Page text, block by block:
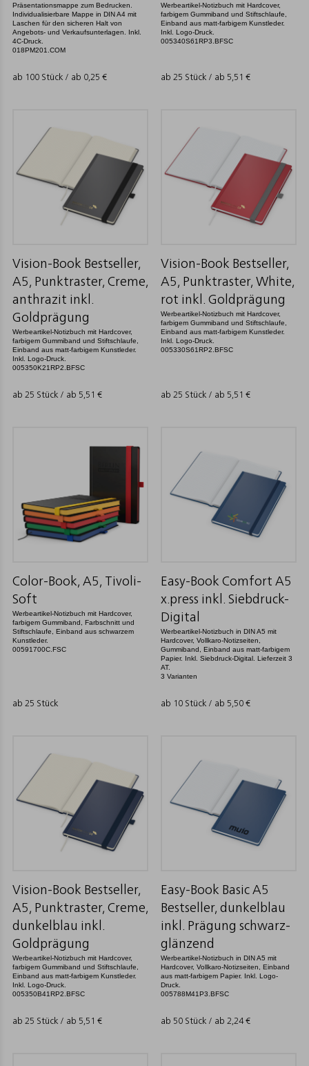
Präsentationsmappe zum Bedrucken.
Individualisierbare Mappe in DIN A4 mit
Laschen für den sicheren Halt von
Angebots- und Verkaufsunterlagen. Inkl.
4C-Druck.
018PM201.COM
ab 100 Stück / ab 0,25 €
Werbeartikel-Notizbuch mit Hardcover,
farbigem Gummiband und Stiftschlaufe,
Einband aus matt-farbigem Kunstleder.
Inkl. Logo-Druck.
005340S61RP3.BFSC
ab 25 Stück / ab 5,51 €
Vision-Book Bestseller,
A5, Punktraster, Creme,
anthrazit inkl.
Goldprägung
Werbeartikel-Notizbuch mit Hardcover,
farbigem Gummiband und Stiftschlaufe,
Einband aus matt-farbigem Kunstleder.
Inkl. Logo-Druck.
005350K21RP2.BFSC
ab 25 Stück / ab 5,51 €
Vision-Book Bestseller,
A5, Punktraster, White,
rot inkl. Goldprägung
Werbeartikel-Notizbuch mit Hardcover,
farbigem Gummiband und Stiftschlaufe,
Einband aus matt-farbigem Kunstleder.
Inkl. Logo-Druck.
005330S61RP2.BFSC
ab 25 Stück / ab 5,51 €
Color-Book, A5, Tivoli-
Soft
Werbeartikel-Notizbuch mit Hardcover,
farbigem Gummiband, Farbschnitt und
Stiftschlaufe, Einband aus schwarzem
Kunstleder.
00591700C.FSC
ab 25 Stück
Easy-Book Comfort A5
x.press inkl. Siebdruck-
Digital
Werbeartikel-Notizbuch in DIN A5 mit
Hardcover, Vollkaro-Notizseiten,
Gummiband, Einband aus matt-farbigem
Papier. Inkl. Siebdruck-Digital. Lieferzeit 3
AT.
3 Varianten
ab 10 Stück / ab 5,50 €
Vision-Book Bestseller,
A5, Punktraster, Creme,
dunkelblau inkl.
Goldprägung
Werbeartikel-Notizbuch mit Hardcover,
farbigem Gummiband und Stiftschlaufe,
Einband aus matt-farbigem Kunstleder.
Inkl. Logo-Druck.
005350B41RP2.BFSC
ab 25 Stück / ab 5,51 €
Easy-Book Basic A5
Bestseller, dunkelblau
inkl. Prägung schwarz-
glänzend
Werbeartikel-Notizbuch in DIN A5 mit
Hardcover, Vollkaro-Notizseiten, Einband
aus matt-farbigem Papier. Inkl. Logo-
Druck.
005788M41P3.BFSC
ab 50 Stück / ab 2,24 €